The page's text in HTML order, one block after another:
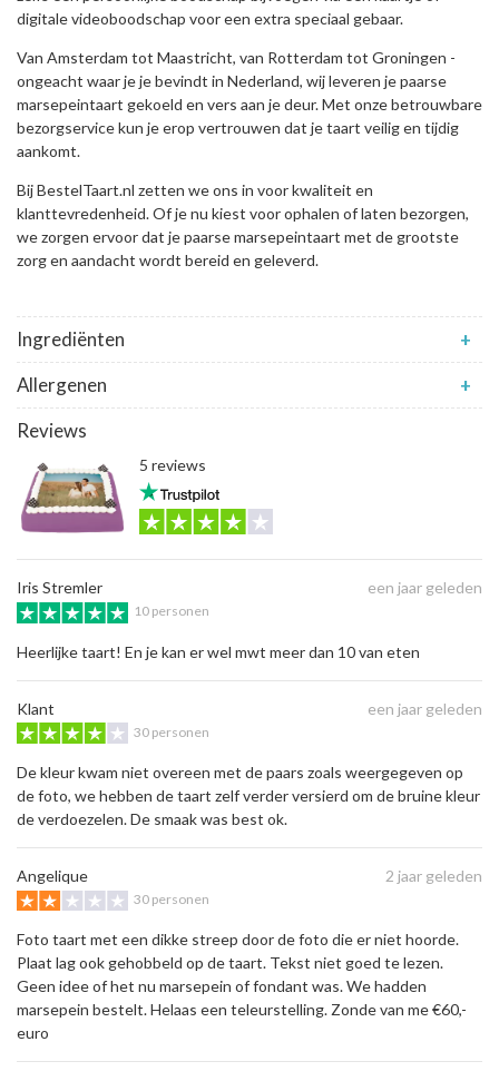
digitale videoboodschap voor een extra speciaal gebaar.
Van Amsterdam tot Maastricht, van Rotterdam tot Groningen -
ongeacht waar je je bevindt in Nederland, wij leveren je paarse
marsepeintaart gekoeld en vers aan je deur. Met onze betrouwbare
bezorgservice kun je erop vertrouwen dat je taart veilig en tijdig
aankomt.
Bij BestelTaart.nl zetten we ons in voor kwaliteit en
klanttevredenheid. Of je nu kiest voor ophalen of laten bezorgen,
we zorgen ervoor dat je paarse marsepeintaart met de grootste
zorg en aandacht wordt bereid en geleverd.
Ingrediënten
+
Allergenen
+
Reviews
5 reviews
Iris Stremler een jaar geleden
10 personen
Heerlijke taart! En je kan er wel mwt meer dan 10 van eten
Klant een jaar geleden
30 personen
De kleur kwam niet overeen met de paars zoals weergegeven op
de foto, we hebben de taart zelf verder versierd om de bruine kleur
de verdoezelen. De smaak was best ok.
Angelique 2 jaar geleden
30 personen
Foto taart met een dikke streep door de foto die er niet hoorde.
Plaat lag ook gehobbeld op de taart. Tekst niet goed te lezen.
Geen idee of het nu marsepein of fondant was. We hadden
marsepein bestelt. Helaas een teleurstelling. Zonde van me €60,-
euro